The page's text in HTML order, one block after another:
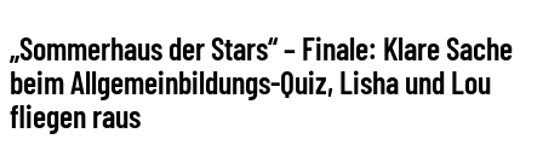
„Sommerhaus der Stars“ – Finale: Klare Sache
beim Allgemeinbildungs-Quiz, Lisha und Lou
fliegen raus